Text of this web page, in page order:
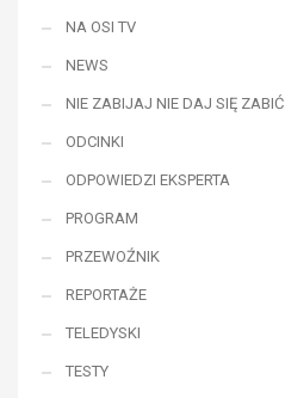
NA OSI TV
NEWS
NIE ZABIJAJ NIE DAJ SIĘ ZABIĆ
ODCINKI
ODPOWIEDZI EKSPERTA
PROGRAM
PRZEWOŹNIK
REPORTAŻE
TELEDYSKI
TESTY